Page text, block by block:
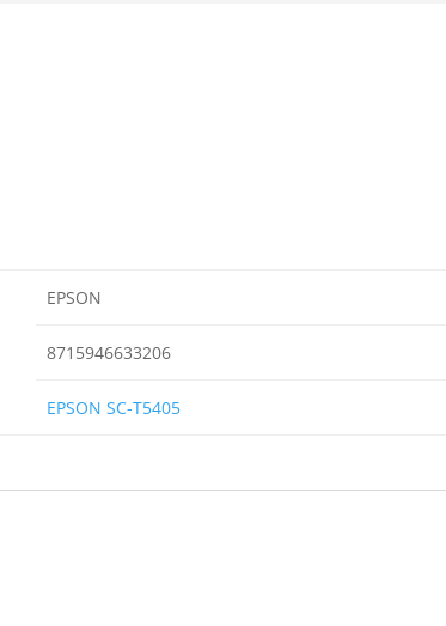
EPSON
8715946633206
EPSON SC-T5405